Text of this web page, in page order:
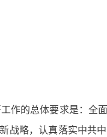
的总体要求是：全面
战略，认真落实中共